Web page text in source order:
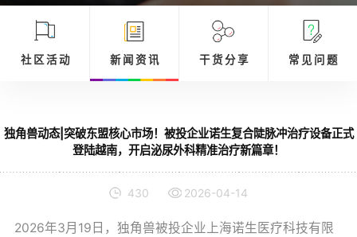
社 区 活 动 新 闻 资 讯 干 货 分 享 常 见 问 题
独角兽动态|突破东盟核心市场！被投企业诺生复合陡脉冲治疗设备正式
登陆越南，开启泌尿外科精准治疗新篇章！
430 2026-04-14
2026年3月19日，独角兽被投企业上海诺生医疗科技有限